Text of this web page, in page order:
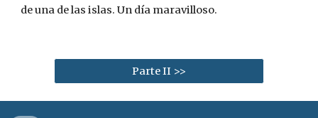
de una de las islas. Un día maravilloso.
Parte II >>